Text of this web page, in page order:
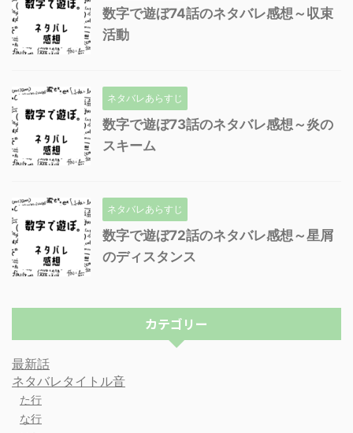
数字で遊ぼ74話のネタバレ感想～収束
活動
ネタバレあらすじ
数字で遊ぼ73話のネタバレ感想～炎の
スキーム
ネタバレあらすじ
数字で遊ぼ72話のネタバレ感想～星屑
のディスタンス
カテゴリー
最新話
ネタバレタイトル音
た行
な行